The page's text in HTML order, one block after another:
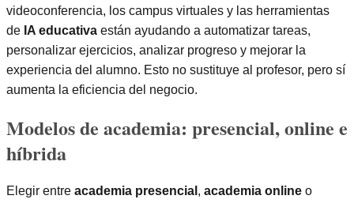
videoconferencia, los campus virtuales y las herramientas
de IA educativa están ayudando a automatizar tareas,
personalizar ejercicios, analizar progreso y mejorar la
experiencia del alumno. Esto no sustituye al profesor, pero sí
aumenta la eficiencia del negocio.
Modelos de academia: presencial, online e
híbrida
Elegir entre academia presencial , academia online o